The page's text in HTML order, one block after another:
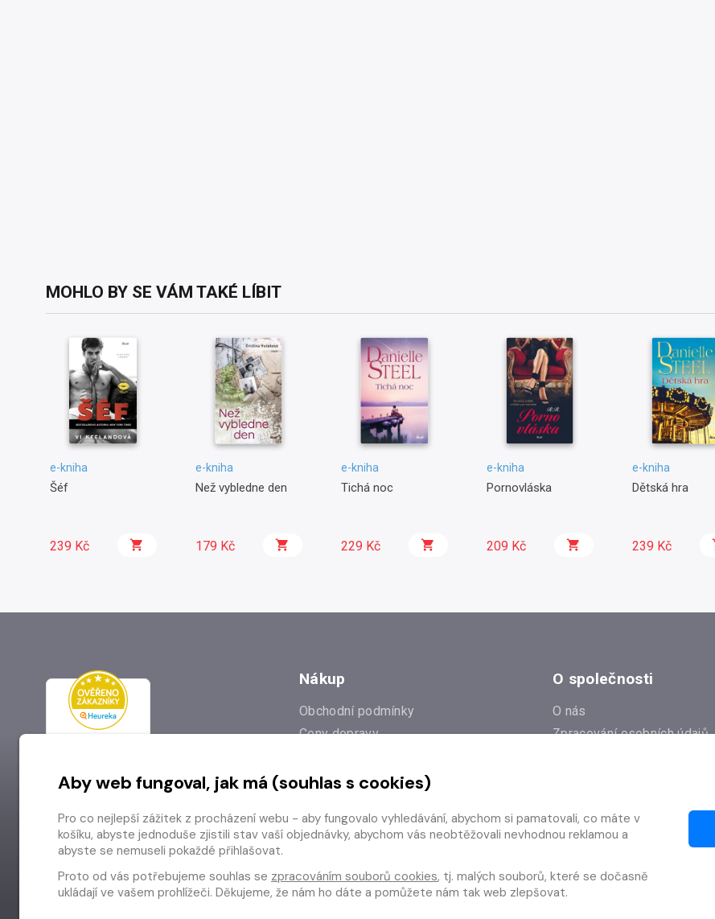
MOHLO BY SE VÁM TAKÉ LÍBIT
e-kniha
Šéf
239 Kč
e-kniha
Než vybledne den
179 Kč
e-kniha
Tichá noc
229 Kč
e-kniha
Pornovláska
209 Kč
e-kniha
Dětská hra
239 Kč
Nákup
Obchodní podmínky
Ceny dopravy
Prodejna
Odstoupení od smlouvy
O společnosti
O nás
Zpracování osobních údajů
Aby web fungoval, jak má (souhlas s cookies)
Pro co nejlepší zážitek z procházení webu - aby fungovalo vyhledávání, abychom si pamatovali, co máte v
košíku, abyste jednoduše zjistili stav vaší objednávky, abychom vás neobtěžovali nevhodnou reklamou a
abyste se nemuseli pokaždé přihlašovat.
Proto od vás potřebujeme souhlas se zpracováním souborů cookies, tj. malých souborů, které se dočasně
ukládají ve vašem prohlížeči. Děkujeme, že nám ho dáte a pomůžete nám tak web zlepšovat.